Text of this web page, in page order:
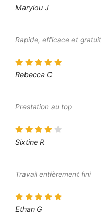
Marylou J
Rapide, efficace et gratuit
Rebecca C
Prestation au top
Sixtine R
Travail entièrement fini
Ethan G